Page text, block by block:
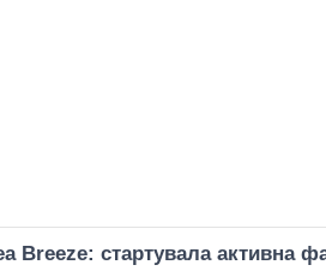
Breeze: стартувала активна